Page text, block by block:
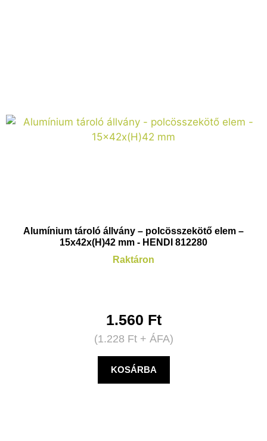
Alumínium tároló állvány – polcösszekötő elem –
15x42x(H)42 mm - HENDI 812280
Raktáron
1.560 Ft
(1.228 Ft+ ÁFA)
KOSÁRBA